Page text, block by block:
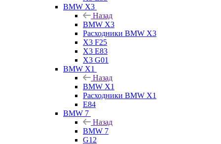
BMW X3
Назад
BMW X3
Расходники BMW X3
X3 F25
X3 E83
X3 G01
BMW X1
Назад
BMW X1
Расходники BMW X1
E84
BMW 7
Назад
BMW 7
G12